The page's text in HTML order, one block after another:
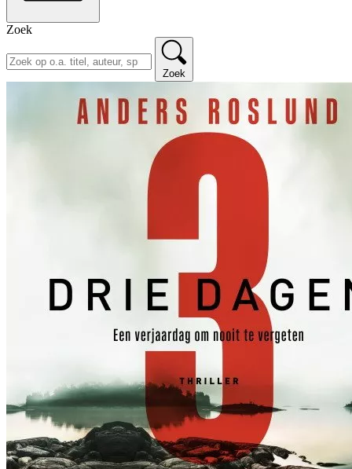
Zoek
Zoek